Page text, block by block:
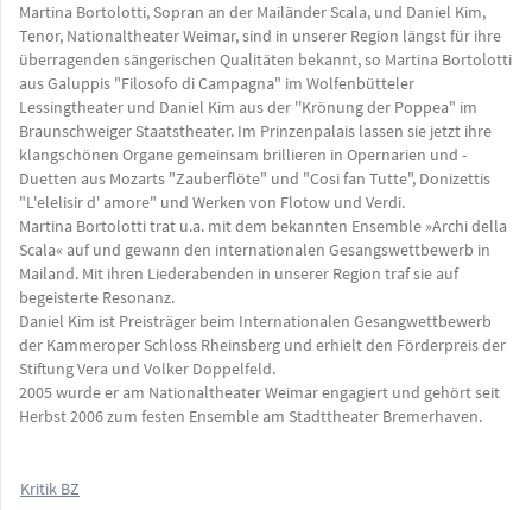
Martina Bortolotti, Sopran an der Mailänder Scala, und Daniel Kim,
Tenor, Nationaltheater Weimar, sind in unserer Region längst für ihre
überragenden sängerischen Qualitäten bekannt, so Martina Bortolotti
aus Galuppis "Filosofo di Campagna" im Wolfenbütteler
Lessingtheater und Daniel Kim aus der ''Krönung der Poppea" im
Braunschweiger Staatstheater. Im Prinzenpalais lassen sie jetzt ihre
klangschönen Organe gemeinsam brillieren in Opernarien und -
Duetten aus Mozarts "Zauberflöte" und "Cosi fan Tutte", Donizettis
"L'elelisir d' amore" und Werken von Flotow und Verdi.
Martina Bortolotti trat u.a. mit dem bekannten Ensemble »Archi della
Scala« auf und gewann den internationalen Gesangswettbewerb in
Mailand. Mit ihren Liederabenden in unserer Region traf sie auf
begeisterte Resonanz.
Daniel Kim ist Preisträger beim Internationalen Gesangwettbewerb
der Kammeroper Schloss Rheinsberg und erhielt den Förderpreis der
Stiftung Vera und Volker Doppelfeld.
2005 wurde er am Nationaltheater Weimar engagiert und gehört seit
Herbst 2006 zum festen Ensemble am Stadttheater Bremerhaven.
Kritik BZ